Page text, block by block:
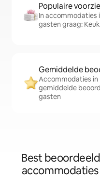
Populaire
In accommodaties
gasten graag:
Gemiddelde
Accommodaties in
gemiddelde
gasten
Best